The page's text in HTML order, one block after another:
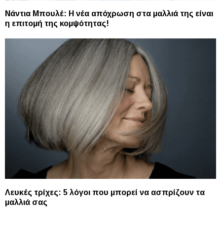
Νάντια Μπουλέ: H νέα απόχρωση στα μαλλιά της είναι
η επιτομή της κομψότητας!
Λευκές τρίχες: 5 λόγοι που μπορεί να ασπρίζουν τα
μαλλιά σας